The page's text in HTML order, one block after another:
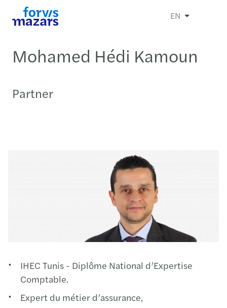
EN
Mohamed Hédi Kamoun
Partner
IHEC Tunis - Diplôme National d’Expertise
Comptable.
Expert du métier d’assurance,